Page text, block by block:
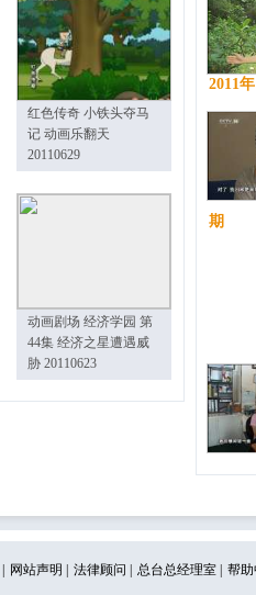
2011
期
红色传奇 小铁头夺马
记 动画乐翻天
20110629
动画剧场 经济学园 第
44集 经济之星遭遇威
胁 20110623
网站声明 法律顾问 总台总经理室 帮